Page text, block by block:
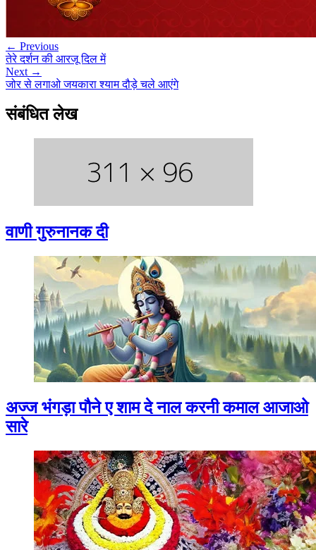
← Previous
तेरे दर्शन की आरजू दिल में
Next →
जोर से लगाओ जयकारा श्याम दौड़े चले आएंगे
संबंधित लेख
वाणी गुरुनानक दी
अज्ज भंगड़ा पौने ए शाम दे नाल करनी कमाल आजाओ
सारे